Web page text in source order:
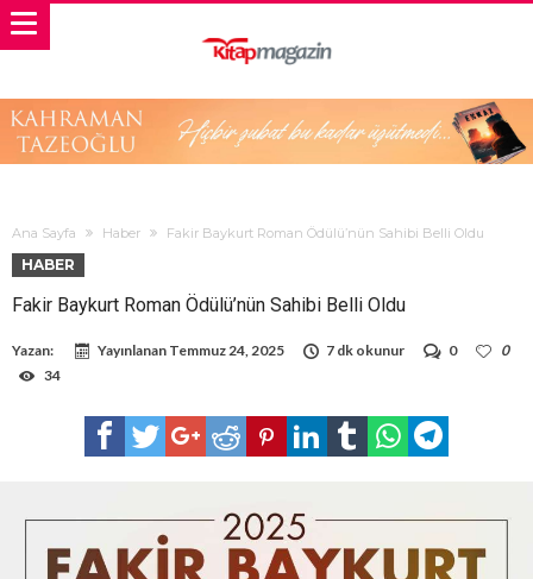
Ana Sayfa Haber Fakir Baykurt Roman Ödülü’nün Sahibi Belli Oldu
HABER
Fakir Baykurt Roman Ödülü’nün Sahibi Belli Oldu
Yazan: Yayınlanan Temmuz 24, 2025 7 dk okunur 0
0
34